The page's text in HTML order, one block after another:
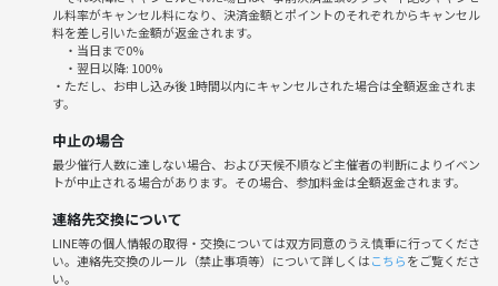
ル料率がキャンセル料になり、決済金額とポイントのそれぞれからキャンセル
料を差し引いた金額が返金されます。
・当日まで0%
・翌日以降: 100%
・ただし、お申し込み後 1時間以内にキャンセルされた場合は全額返金されま
す。
中止の場合
最少催行人数に達しない場合、および天候不順など主催者の判断によりイベン
トが中止される場合があります。その場合、参加料金は全額返金されます。
連絡先交換について
LINE等の個人情報の取得・交換については双方同意のうえ慎重に行ってくださ
い。連絡先交換のルール（禁止事項等）について詳しくはこちらをご覧くださ
い。